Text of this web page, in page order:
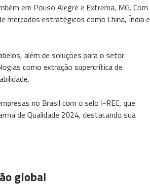
em Pouso Alegre e Extrema, MG. Com
mercados estratégicos como China, Índia e
além de soluções para o setor
como extração supercrítica de
no Brasil com o selo I-REC, que
de Qualidade 2024, destacando sua
global